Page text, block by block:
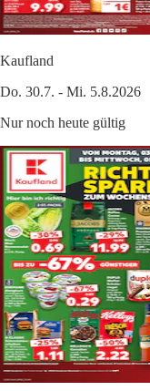
Kaufland
Do. 30.7. - Mi. 5.8.2026
Nur noch heute gültig